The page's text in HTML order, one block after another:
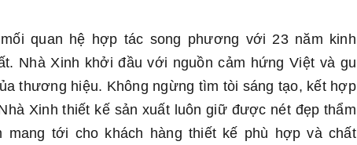
quan hệ hợp tác song phương với 23 năm kinh
Nhà Xinh khởi đầu với nguồn cảm hứng Việt và gu
thương hiệu. Không ngừng tìm tòi sáng tạo, kết hợp
Xinh thiết kế sản xuất luôn giữ được nét đẹp thẩm
tới cho khách hàng thiết kế phù hợp và chất